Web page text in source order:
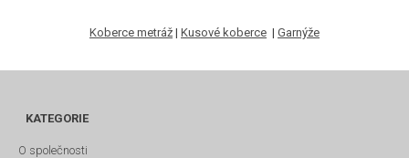
Koberce metráž | Kusové koberce | Garnýže
KATEGORIE
O společnosti